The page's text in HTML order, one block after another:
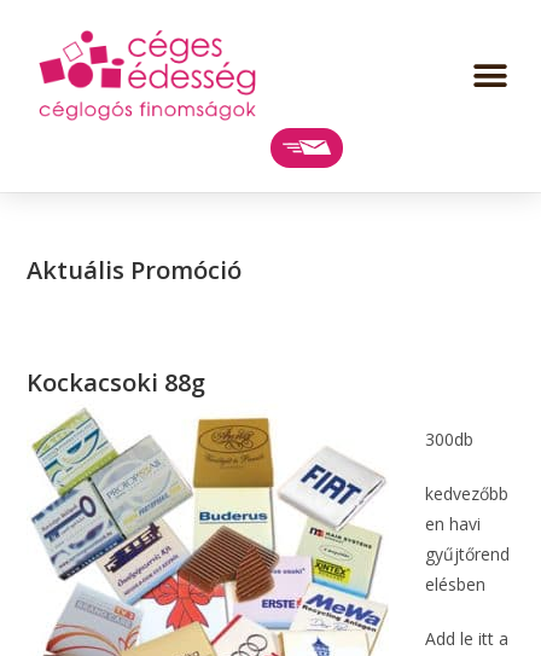
Aktuális Promóció
Kockacsoki 88g
300db
kedvezőbb
en havi
gyűjtőrend
elésben
Add le itt a